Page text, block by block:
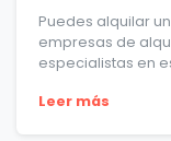
Puedes alquilar
empresas de
especialistas en
Leer más